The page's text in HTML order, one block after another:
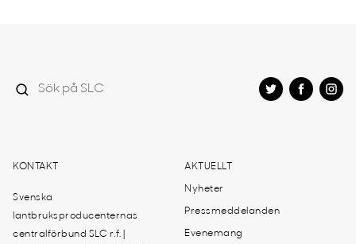
KONTAKT
Svenska
lantbruksproducenternas
centralförbund SLC r.f. |
AKTUELLT
Nyheter
Pressmeddelanden
Evenemang